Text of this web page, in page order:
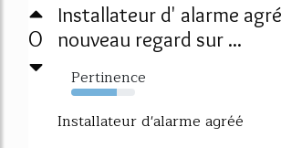
0
Installateur d' alarme
nouveau regard sur ...
Pertinence
72%
Installateur d'alarme agréé